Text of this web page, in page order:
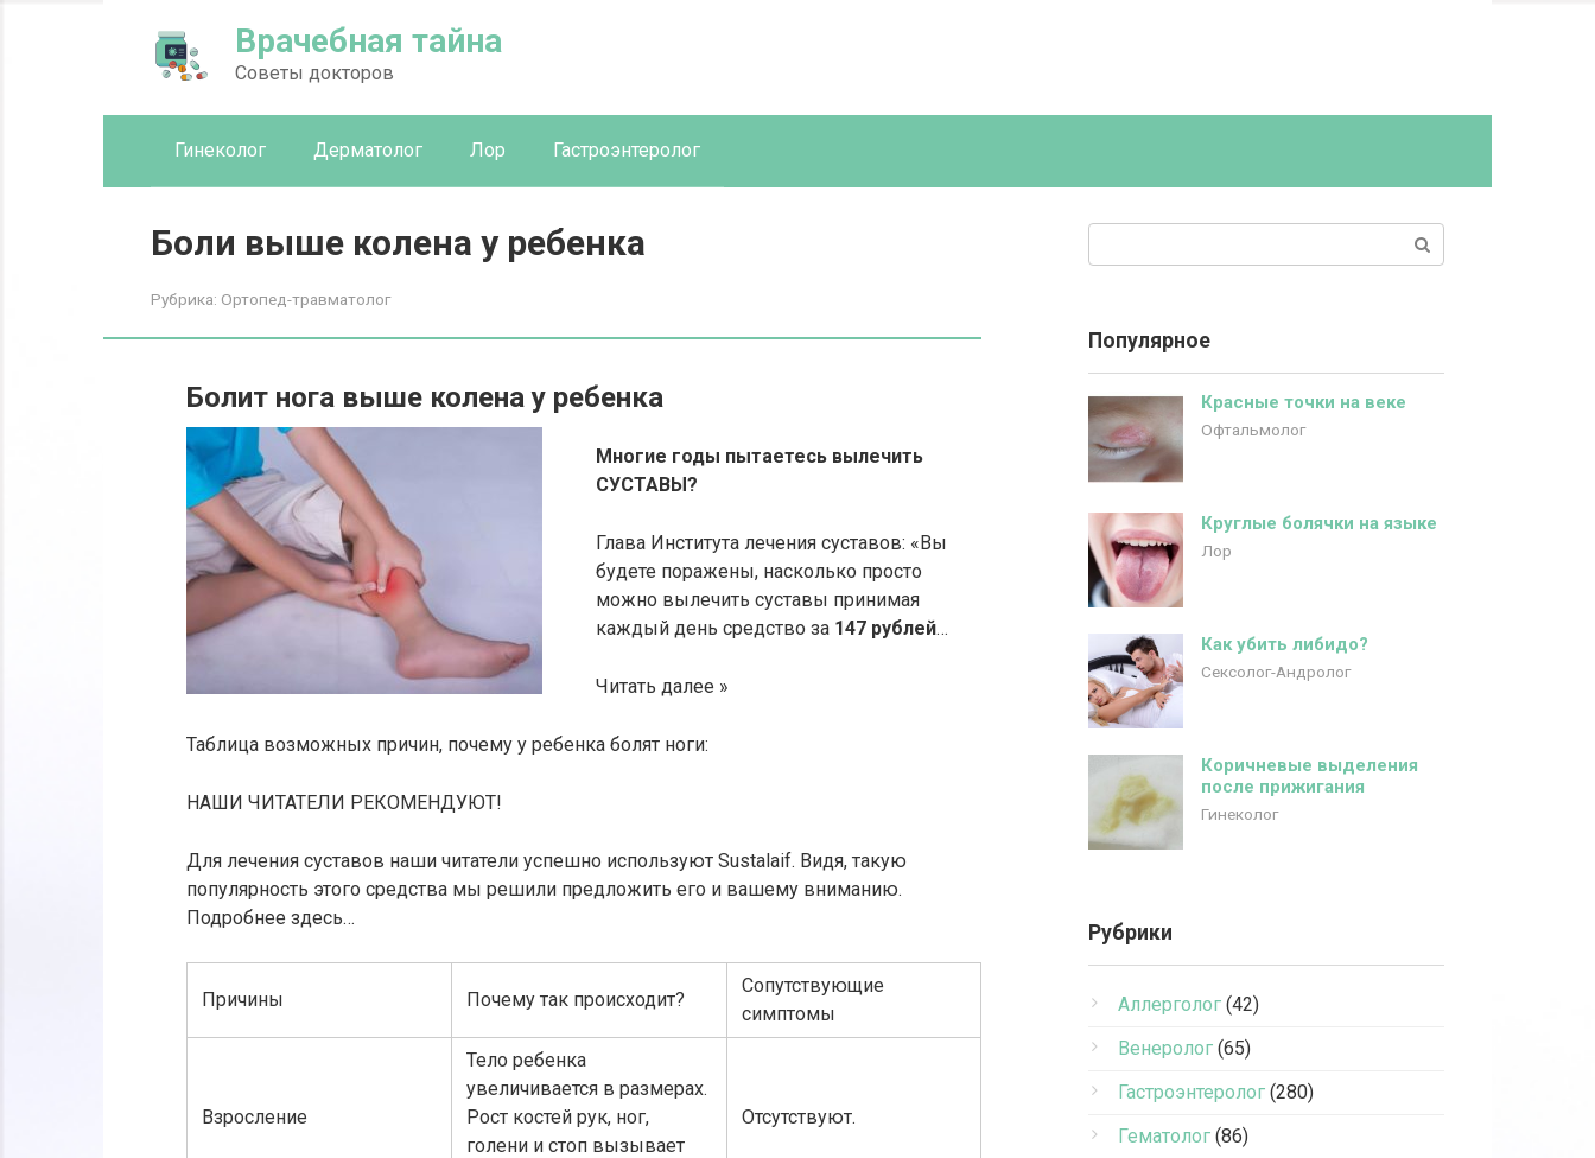
Врачебная тайна
Советы докторов
Гинеколог Дерматолог Лор Гастроэнтеролог
Боли выше колена у ребенка
Рубрика: Ортопед-травматолог
Болит нога выше колена у ребенка
Многие годы пытаетесь вылечить
СУСТАВЫ?
Глава Института лечения суставов: «Вы
будете поражены, насколько просто
можно вылечить суставы принимая
каждый день средство за 147 рублей…
Читать далее »
Таблица возможных причин, почему у ребенка болят ноги:
НАШИ ЧИТАТЕЛИ РЕКОМЕНДУЮТ!
Для лечения суставов наши читатели успешно используют Sustalaif. Видя, такую
популярность этого средства мы решили предложить его и вашему вниманию.
Подробнее здесь…
Причины Почему так происходит?
Сопутствующие
симптомы
Взросление
Тело ребенка
увеличивается в размерах.
Рост костей рук, ног,
голени и стоп вызывает
Отсутствуют.
Популярное
Красные точки на веке
Офтальмолог
Круглые болячки на языке
Лор
Как убить либидо?
Сексолог-Андролог
Коричневые выделения
после прижигания
Гинеколог
Рубрики
Аллерголог (42)
Венеролог (65)
Гастроэнтеролог (280)
Гематолог (86)